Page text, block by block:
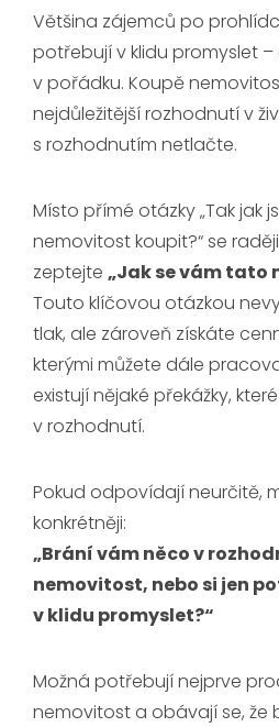
Většina zájemců po
potřebují v klidu promyslet
v pořádku. Koupě
nejdůležitější rozhodnutí v
s rozhodnutím netlačte.
Místo přímé otázky „Tak jak
nemovitost koupit?“ se
zeptejte „Jak se vám tato
Touto klíčovou otázkou
tlak, ale zároveň získáte
kterými můžete dále
existují nějaké překážky,
v rozhodnutí.
Pokud odpovídají neurčitě,
konkrétněji:
„Brání vám něco v
nemovitost, nebo si jen
v klidu promyslet?“
Možná potřebují nejprve
nemovitost a obávají se, že